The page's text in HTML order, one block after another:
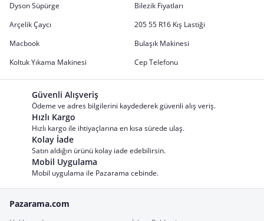
Dyson Süpürge
Bilezik Fiyatları
Arçelik Çaycı
205 55 R16 Kış Lastiği
Macbook
Bulaşık Makinesi
Koltuk Yıkama Makinesi
Cep Telefonu
Güvenli Alışveriş
Ödeme ve adres bilgilerini kaydederek güvenli alış veriş.
Hızlı Kargo
Hızlı kargo ile ihtiyaçlarına en kısa sürede ulaş.
Kolay İade
Satın aldığın ürünü kolay iade edebilirsin.
Mobil Uygulama
Mobil uygulama ile Pazarama cebinde.
Pazarama.com